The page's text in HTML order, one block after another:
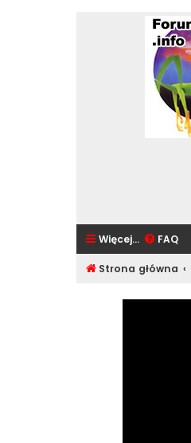
Więcej… FAQ
Strona główna